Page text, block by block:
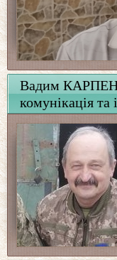
Вадим
комунікація